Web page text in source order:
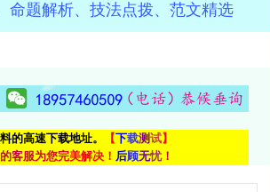
命题解析、技法点拨、范文精选
的高速下载地址。 【下载测试】
的客服为您完美解决 ！ 后顾无忧！